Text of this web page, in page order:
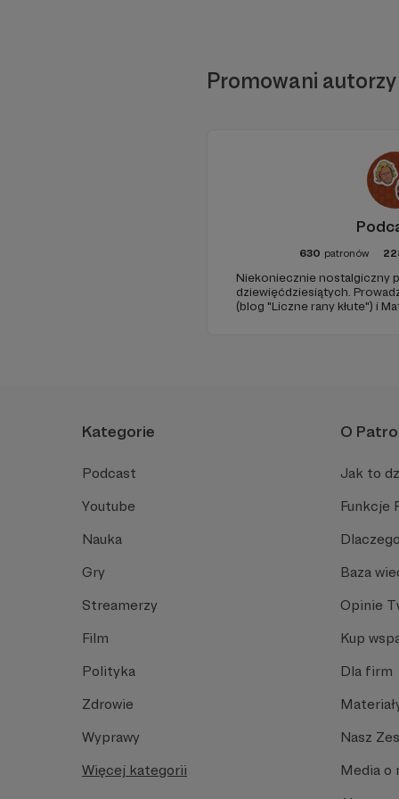
Promowani autorzy
630 patronów
Niekoniecznie nostalgiczny
dziewięćdziesiątych.
(blog "Liczne rany kłute") i
Kategorie
Podcast
Youtube
Nauka
Gry
Streamerzy
Film
Polityka
Zdrowie
Wyprawy
Więcej kategorii
O
Jak to
Funkcje
Baza
Opinie
Kup
Dla firm
Nasz
Media o